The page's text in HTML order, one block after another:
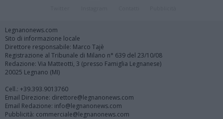
Legnanonews.com
Sito di informazione locale
Direttore responsabile: Marco Tajè
Registrazione al Tribunale di Milano n° 639 del 23/10/08
Redazione: Via Matteotti, 3 (presso Famiglia Legnanese)
20025 Legnano (MI)
Cell.: +39.393.9013760
Email Direzione: direttore@legnanonews.com
Email Redazione: info@legnanonews.com
Pubblicità: commerciale@legnanonews.com